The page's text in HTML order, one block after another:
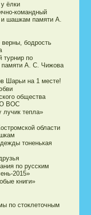
ёлки
командный
шашкам памяти А.
бодрость
турнир по
А. С. Чижова
Шарьи на 1 месте!
общества
ВОС
лучик тепла»
области
тоненькая
по русским
2015»
книги»
по стоклеточным